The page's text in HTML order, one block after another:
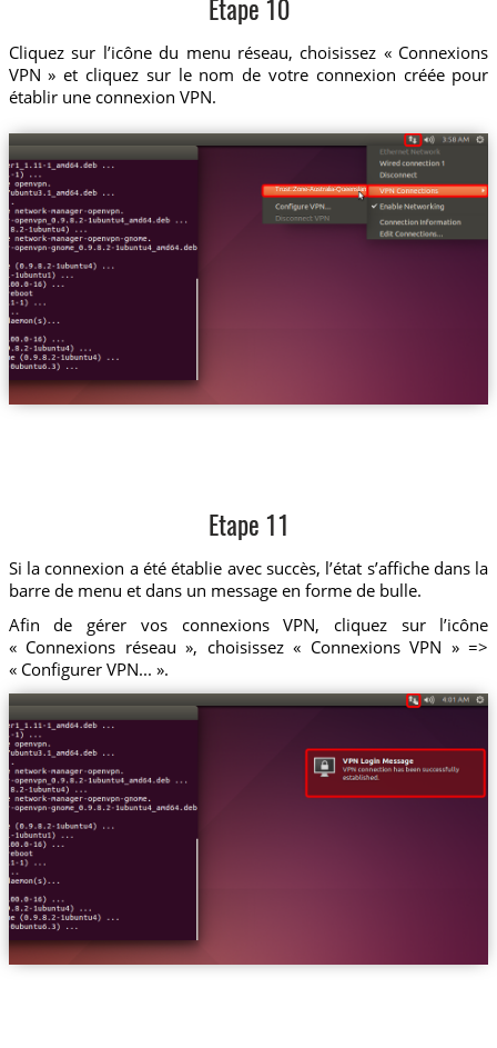
Etape 10
Cliquez sur l’icône du menu réseau, choisissez « Connexions
VPN » et cliquez sur le nom de votre connexion créée pour
établir une connexion VPN.
Trust.Zone-Australia-Queensland
Etape 11
Si la connexion a été établie avec succès, l’état s’affiche dans la
barre de menu et dans un message en forme de bulle.
Afin de gérer vos connexions VPN, cliquez sur l’icône
« Connexions réseau », choisissez « Connexions VPN » =>
« Configurer VPN... ».